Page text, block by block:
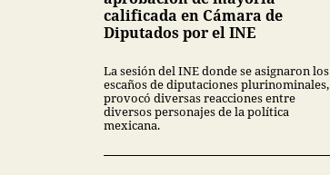
calificada en Cámara de
Diputados por el INE
La sesión del INE donde se asignaron los
escaños de diputaciones plurinominales,
provocó diversas reacciones entre
diversos personajes de la política
mexicana.